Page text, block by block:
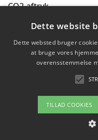
CO2-aftryk
Hvordan nyheder om
hverdag
Om / kontakt
Dette website
Dette websted bruger
at bruge vores
overensstemmelse
TILLAD COOKIES